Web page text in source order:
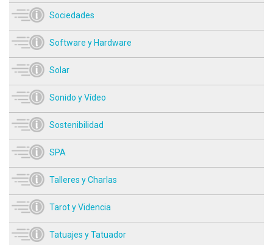
Sociedades
Software y Hardware
Solar
Sonido y Vídeo
Sostenibilidad
SPA
Talleres y Charlas
Tarot y Videncia
Tatuajes y Tatuador